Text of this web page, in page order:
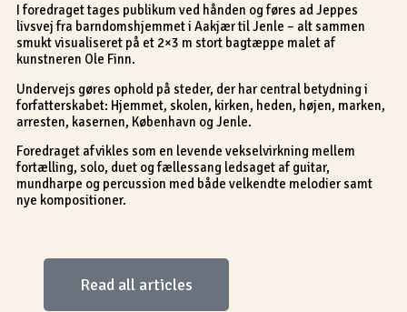
I foredraget tages publikum ved hånden og føres ad Jeppes
livsvej fra barndomshjemmet i Aakjær til Jenle – alt sammen
smukt visualiseret på et 2×3 m stort bagtæppe malet af
kunstneren Ole Finn.
Undervejs gøres ophold på steder, der har central betydning i
forfatterskabet: Hjemmet, skolen, kirken, heden, højen, marken,
arresten, kasernen, København og Jenle.
Foredraget afvikles som en levende vekselvirkning mellem
fortælling, solo, duet og fællessang ledsaget af guitar,
mundharpe og percussion med både velkendte melodier samt
nye kompositioner.
Read all articles